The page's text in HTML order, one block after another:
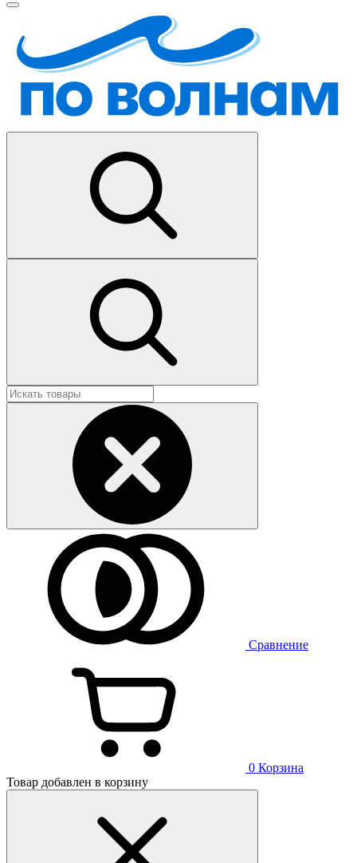
Сравнение
0 Корзина
Товар добавлен в корзину